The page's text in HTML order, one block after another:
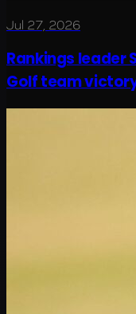
Jul 27, 2026
Rankings leader
Golf team